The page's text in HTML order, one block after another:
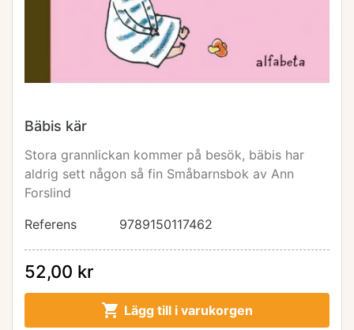
Bäbis kär
Stora grannlickan kommer på besök, bäbis har
aldrig sett någon så fin Småbarnsbok av Ann
Forslind
Referens
9789150117462
52,00 kr
 Lägg till i varukorgen